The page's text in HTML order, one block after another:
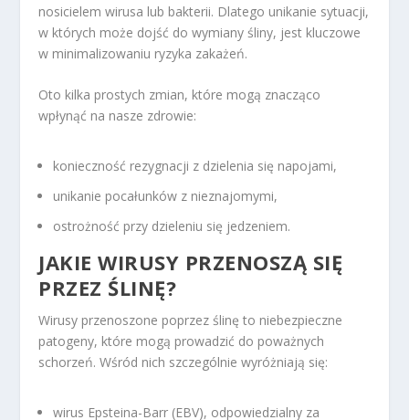
nosicielem wirusa lub bakterii. Dlatego unikanie sytuacji,
w których może dojść do wymiany śliny, jest kluczowe
w minimalizowaniu ryzyka zakażeń.
Oto kilka prostych zmian, które mogą znacząco
wpłynąć na nasze zdrowie:
konieczność rezygnacji z dzielenia się napojami,
unikanie pocałunków z nieznajomymi,
ostrożność przy dzieleniu się jedzeniem.
JAKIE WIRUSY PRZENOSZĄ SIĘ
PRZEZ ŚLINĘ?
Wirusy przenoszone poprzez ślinę to niebezpieczne
patogeny, które mogą prowadzić do poważnych
schorzeń. Wśród nich szczególnie wyróżniają się:
wirus Epsteina-Barr (EBV), odpowiedzialny za